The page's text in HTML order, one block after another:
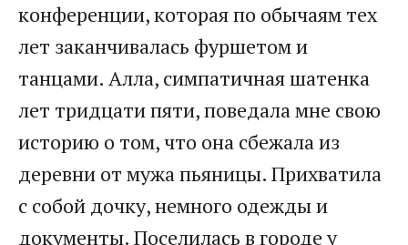
конференции, которая по обычаям тех
лет заканчивалась фуршетом и
танцами. Алла, симпатичная шатенка
лет тридцати пяти, поведала мне свою
историю о том, что она сбежала из
деревни от мужа пьяницы. Прихватила
с собой дочку, немного одежды и
документы. Поселилась в городе у